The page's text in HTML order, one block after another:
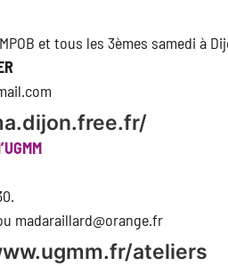
et tous les 3èmes samedi à
madaraillard@orange.fr
ateliers